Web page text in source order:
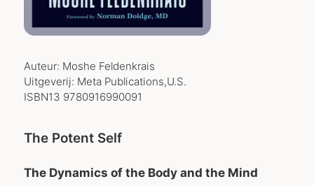
Auteur: Moshe Feldenkrais
Uitgeverij: Meta Publications,U.S.
ISBN13 9780916990091
The Potent Self
The Dynamics of the Body and the Mind